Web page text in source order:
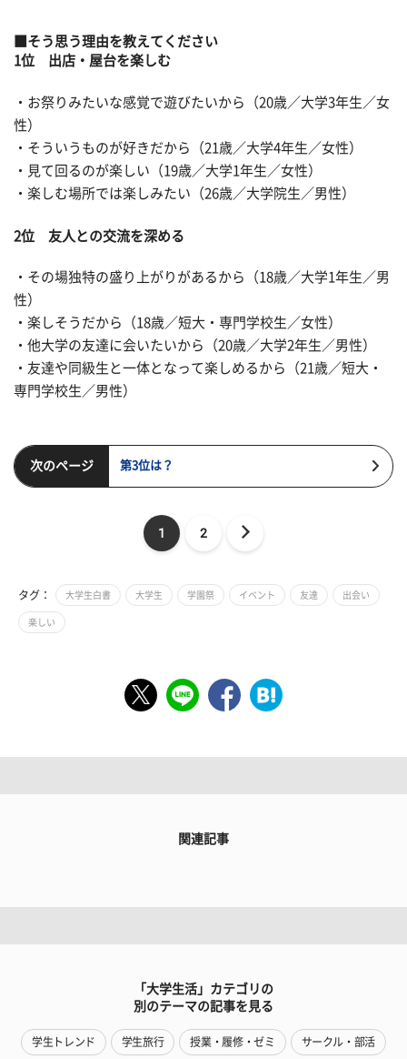
■そう思う理由を教えてください
1位 出店・屋台を楽しむ
・お祭りみたいな感覚で遊びたいから（20歳／大学3年生／女
性）
・そういうものが好きだから（21歳／大学4年生／女性）
・見て回るのが楽しい（19歳／大学1年生／女性）
・楽しむ場所では楽しみたい（26歳／大学院生／男性）
2位 友人との交流を深める
・その場独特の盛り上がりがあるから（18歳／大学1年生／男
性）
・楽しそうだから（18歳／短大・専門学校生／女性）
・他大学の友達に会いたいから（20歳／大学2年生／男性）
・友達や同級生と一体となって楽しめるから（21歳／短大・
専門学校生／男性）
次のページ 第3位は？
1 2
タグ： 大学生白書 大学生 学園祭 イベント 友達 出会い
楽しい
関連記事
「大学生活」カテゴリの
別のテーマの記事を見る
学生トレンド 学生旅行 授業・履修・ゼミ サークル・部活